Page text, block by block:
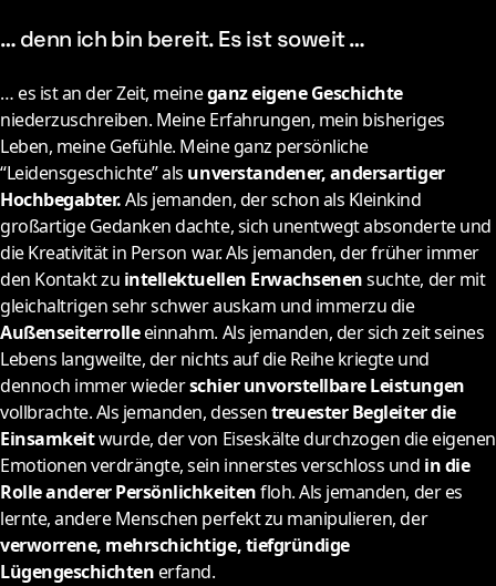
… denn ich bin bereit. Es ist soweit …
… es ist an der Zeit, meineganz eigene Geschichte
niederzuschreiben. Meine Erfahrungen, mein bisheriges
Leben, meine Gefühle. Meine ganz persönliche
“Leidensgeschichte” als unverstandener, andersartiger
Hochbegabter.Als jemanden, der schon als Kleinkind
großartige Gedanken dachte, sich unentwegt absonderte und
die Kreativität in Person war. Als jemanden, der früher immer
den Kontakt zu intellektuellen Erwachsenensuchte, der mit
gleichaltrigen sehr schwer auskam und immerzu die
Außenseiterrolleeinnahm. Als jemanden, der sich zeit seines
Lebens langweilte, der nichts auf die Reihe kriegte und
dennoch immer wiederschier unvorstellbare Leistungen
vollbrachte. Als jemanden, dessentreuester Begleiter die
Einsamkeitwurde, der von Eiseskälte durchzogen die eigenen
Emotionen verdrängte, sein innerstes verschloss und in die
Rolle anderer Persönlichkeitenfloh. Als jemanden, der es
lernte, andere Menschen perfekt zu manipulieren, der
verworrene, mehrschichtige, tiefgründige
Lügengeschichtenerfand.